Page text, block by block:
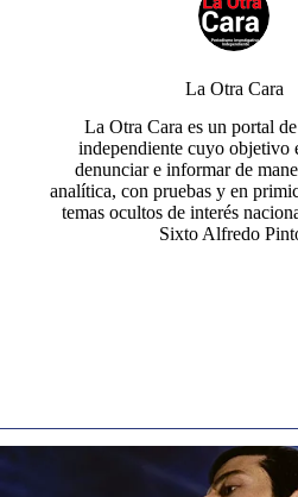
La Otra Cara
La Otra Cara es un portal
independiente cuyo objetivo
denunciar e informar de
analítica, con pruebas y en
temas ocultos de interés
Sixto Alfredo